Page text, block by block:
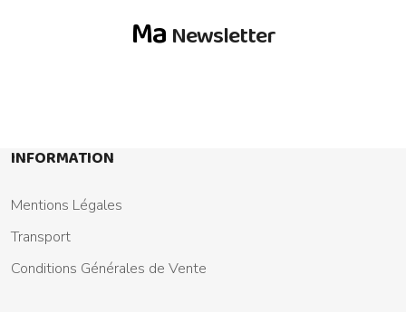
Ma Newsletter
INFORMATION
Mentions Légales
Transport
Conditions Générales de Vente